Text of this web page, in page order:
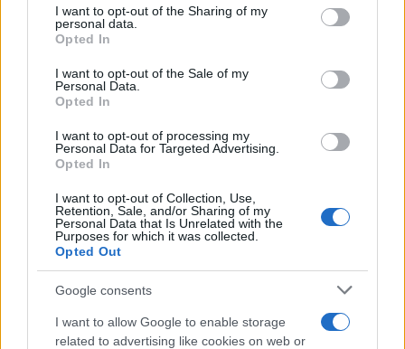
not limited to your visit or usage behaviour. You may click to
grant or deny consent to Google and its third-party tags to
use your data for below specified purposes in below Google
consent section.
I want to opt-out of the Sharing of my
personal data.
Opted In
I want to opt-out of the Sale of my
Personal Data.
Opted In
I want to opt-out of processing my
Personal Data for Targeted Advertising.
Opted In
I want to opt-out of Collection, Use,
Retention, Sale, and/or Sharing of my
Personal Data that Is Unrelated with the
Purposes for which it was collected.
Opted Out
Google consents
I want to allow Google to enable storage
related to advertising like cookies on web or
Diego Romero · 6 Ago 2026
SALUD Y ALIMENTACIÓN
Cómo corregir hábitos alimenticios después de los
40 para mejorar energía y bienestar
Diego Romero · 5 Ago 2026